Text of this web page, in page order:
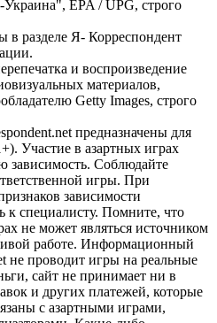
EPA / UPG, строго
в разделе Я- Корреспондент
и воспроизведение
материалов,
Getty Images, строго
предназначены для
Участие в азартных играх
зависимость. Соблюдайте
игры. При
зависимости
к специалисту. Помните, что
не может являться источником
работе. Информационный
не проводит игры на реальные
сайт не принимает ни в
и других платежей, которые
с азартными играми,